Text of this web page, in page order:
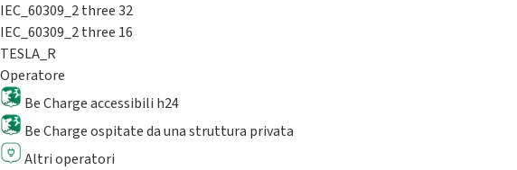
IEC_60309_2 three 32
IEC_60309_2 three 16
TESLA_R
Operatore
Be Charge accessibili h24
Be Charge ospitate da una struttura privata
Altri operatori